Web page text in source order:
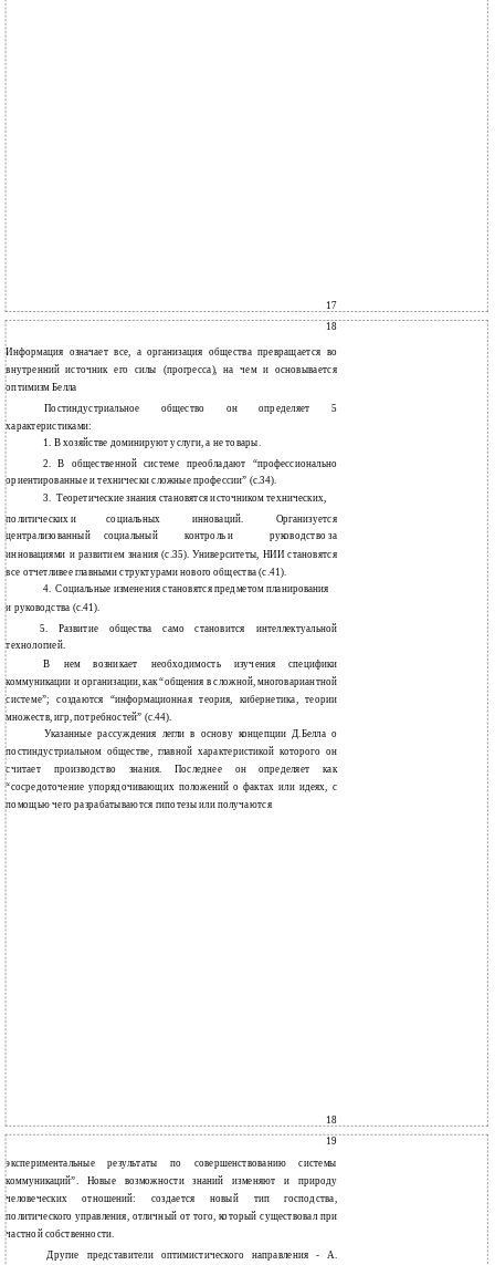
17
18
Информация означает все, а организация общества превращается во
внутренний источник его силы (прогресса), на чем и основывается
оптимизм Белла
Постиндустриальное общество он определяет 5
характеристиками:
1. В хозяйстве доминируют услуги, а не товары.
2.
В общественной системе преобладают “профессионально
ориентированные и технически сложные профессии” (с.34).
3.
Теоретические знания становятся источником технических,
политических и
социальных инноваций.
Организуется
централизованный
социальный контроль и руководство за
инновациями и развитием знания (с.35). Университеты, НИИ становятся
все отчетливее главными структурами нового общества (с.41).
4. Социальные изменения становятся предметом планирования
и руководства (с.41).
5.
Развитие общества само становится интеллектуальной
технологией.
В нем возникает необходимость изучения специфики
коммуникации и организации, как “общения в сложной, многовариантной
системе”; создаются “информационная теория, кибернетика, теории
множеств, игр, потребностей” (с.44).
Указанные рассуждения легли в основу концепции Д.Белла о
постиндустриальном обществе, главной характеристикой которого он
считает производство знания. Последнее он определяет как
“сосредоточение упорядочивающих положений о фактах или идеях, с
помощью чего разрабатываются гипотезы или получаются
18
19
экспериментальные результаты по совершенствованию системы
коммуникаций”. Новые возможности знаний изменяют и природу
человеческих отношений: создается новый тип господства,
политического управления, отличный от того, который существовал при
частной собственности.
Другие представители оптимистического направления - А.